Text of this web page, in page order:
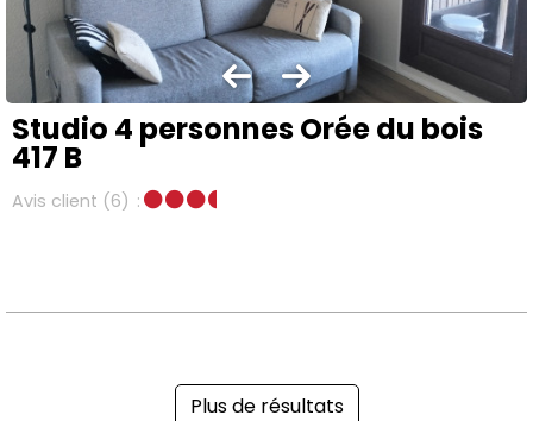
Studio 4 personnes Orée du bois
417 B
Avis client (6)
Plus de résultats